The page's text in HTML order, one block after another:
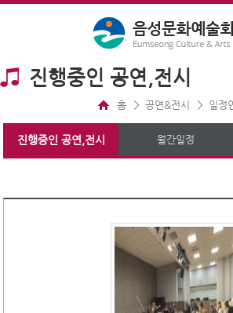
진행중인 공연,전시
홈 공연&전시 일정
진행중인 공연,전시 월간일정